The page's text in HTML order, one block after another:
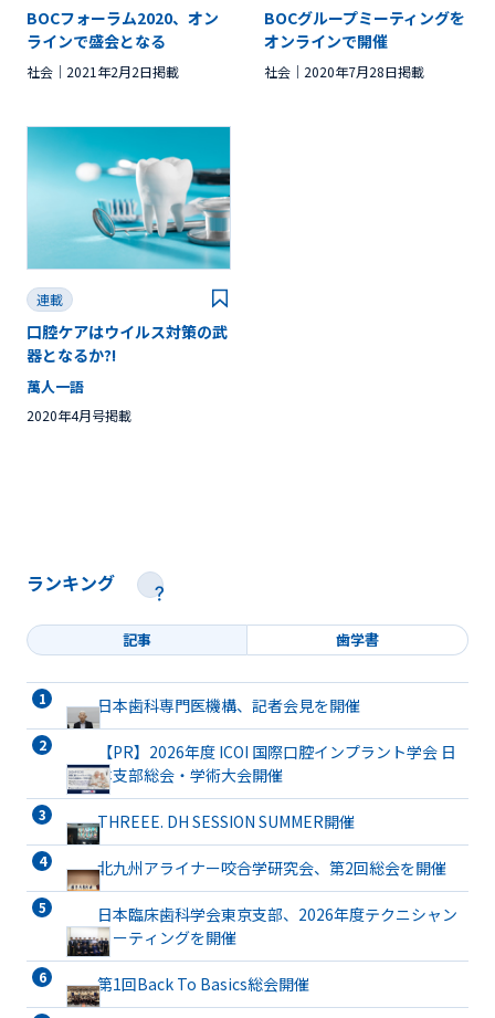
BOCフォーラム2020、オン
ラインで盛会となる
社会 2021年2月2日掲載
BOCグループミーティングを
オンラインで開催
社会 2020年7月28日掲載
連載
口腔ケアはウイルス対策の武
器となるか?!
萬人一語
2020年4月号掲載
ランキング
記事 歯学書
日本歯科専門医機構、記者会見を開催
【PR】2026年度 ICOI 国際口腔インプラント学会 日
本支部総会・学術大会開催
THREEE. DH SESSION SUMMER開催
北九州アライナー咬合学研究会、第2回総会を開催
日本臨床歯科学会東京支部、2026年度テクニシャン
ミーティングを開催
第1回Back To Basics総会開催